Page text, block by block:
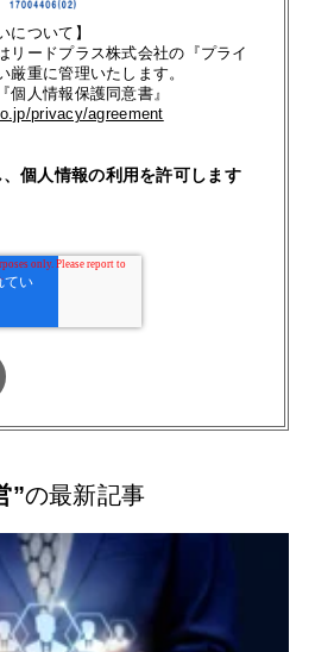
について】
リードプラス株式会社の『プライ
厳重に管理いたします。
個人情報保護同意書』
privacy/agreement
、個人情報の利用を許可します
”の最新記事